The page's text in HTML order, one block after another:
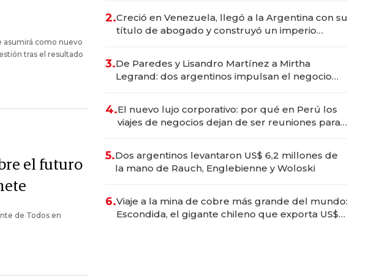
asumirá como nuevo
tras el resultado
el futuro
de Todos en
2.Creció en Venezuela, llegó a la Argentina con su
título de abogado y construyó un imperio
3.De Paredes y Lisandro Martínez a Mirtha
Legrand: dos argentinos impulsan el negocio
4.El nuevo lujo corporativo: por qué en Perú los
viajes de negocios dejan de ser reuniones para
5.Dos argentinos levantaron US$ 6,2 millones de
la mano de Rauch, Englebienne y Woloski
6.Viaje a la mina de cobre más grande del mundo:
Escondida, el gigante chileno que exporta US$